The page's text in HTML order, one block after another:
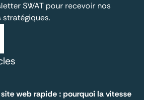
SWAT pour recevoir nos
stratégiques.
web rapide : pourquoi la vitesse